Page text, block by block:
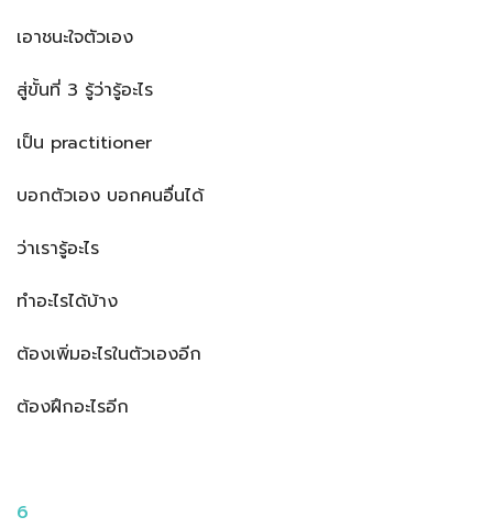
เอาชนะใจตัวเอง
สู่ขั้นที่ 3 รู้ว่ารู้อะไร
เป็น practitioner
บอกตัวเอง บอกคนอื่นได้
ว่าเรารู้อะไร
ทำอะไรได้บ้าง
ต้องเพิ่มอะไรในตัวเองอีก
ต้องฝึกอะไรอีก
6